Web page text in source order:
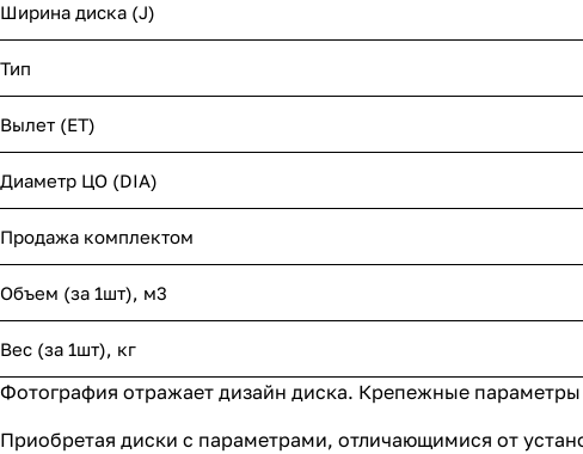
Ширина диска (J)
Тип
Вылет (ET)
Диаметр ЦО (DIA)
Продажа комплектом
Объем (за 1шт), м3
Вес (за 1шт), кг
Фотография отражает дизайн диска. Крепежные параметры
Приобретая диски с параметрами, отличающимися от